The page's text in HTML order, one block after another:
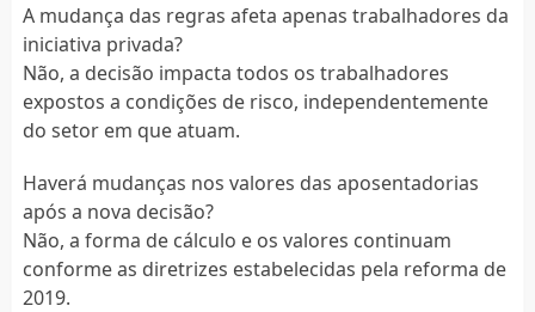
A mudança das regras afeta apenas trabalhadores da
iniciativa privada?
Não, a decisão impacta todos os trabalhadores
expostos a condições de risco, independentemente
do setor em que atuam.
Haverá mudanças nos valores das aposentadorias
após a nova decisão?
Não, a forma de cálculo e os valores continuam
conforme as diretrizes estabelecidas pela reforma de
2019.